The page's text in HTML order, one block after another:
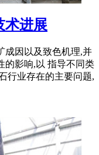
术进展
成因以及致色机理,并
的影响,以 指导不同类
行业存在的主要问题,